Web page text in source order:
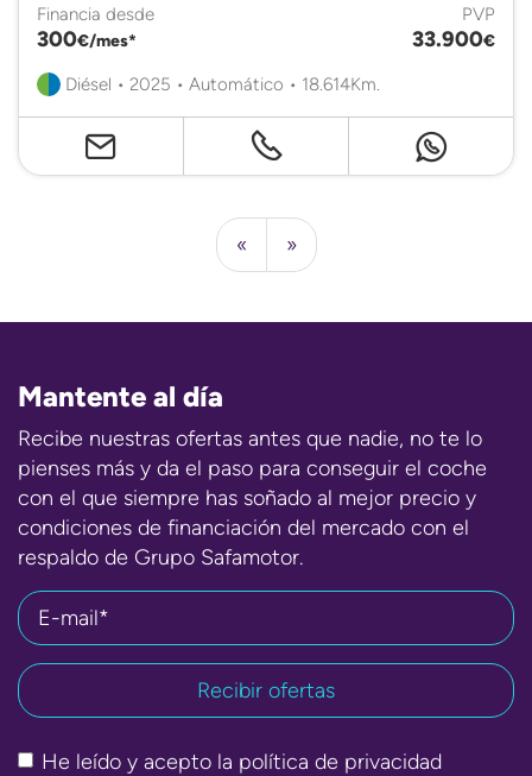
Financia desde
300€/mes*
PVP
33.900€
Diésel • 2025 • Automático • 18.614Km.
« »
Mantente al día
Recibe nuestras ofertas antes que nadie, no te lo
pienses más y da el paso para conseguir el coche
con el que siempre has soñado al mejor precio y
condiciones de financiación del mercado con el
respaldo de Grupo Safamotor.
E-mail*
He leído y acepto la política de privacidad